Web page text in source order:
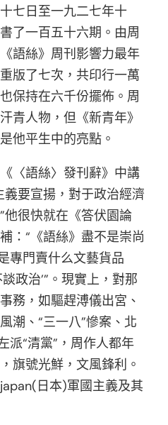
七日至一九二七年十
了一百五十六期。由周
語絲》周刊影響力最年
版了七次，共印行一萬
保持在六千份擺佈。周
青人物，但《新青年》
他平生中的亮點。
〈語絲〉發刊辭》中講
義要宣揚，對于政治經濟
他很快就在《答伏園論
：“《語絲》盡不是崇尚
專門賣什么文藝貨品
政治’”。現實上，對那
務，如驅趕溥儀出宮、
潮、“三一八”慘案、北
派“清黨”，周作人都年
旗號光鮮，文風鋒利。
日本)軍國主義及其